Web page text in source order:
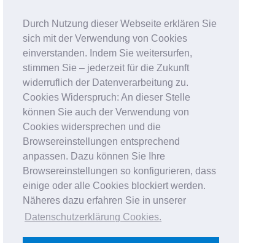
Durch Nutzung dieser Webseite erklären Sie
sich mit der Verwendung von Cookies
einverstanden. Indem Sie weitersurfen,
stimmen Sie – jederzeit für die Zukunft
widerruflich der Datenverarbeitung zu.
Cookies Widerspruch: An dieser Stelle
können Sie auch der Verwendung von
Cookies widersprechen und die
Browsereinstellungen entsprechend
anpassen. Dazu können Sie Ihre
Browsereinstellungen so konfigurieren, dass
einige oder alle Cookies blockiert werden.
Näheres dazu erfahren Sie in unserer
Datenschutzerklärung Cookies.